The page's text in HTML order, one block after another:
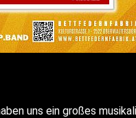
uns ein großes